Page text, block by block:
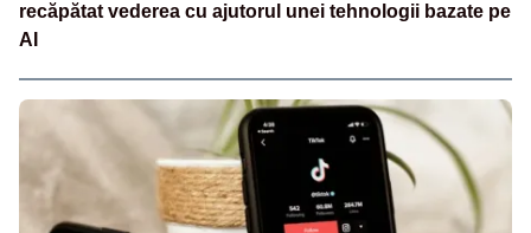
recăpătat vederea cu ajutorul unei tehnologii bazate pe
AI